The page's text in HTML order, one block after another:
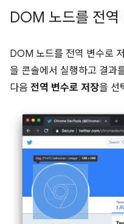
DOM 노드를 전역
DOM 노드를 전역 변수로
을 콘솔에서 실행하고 결과
다음 전역 변수로 저장을 선